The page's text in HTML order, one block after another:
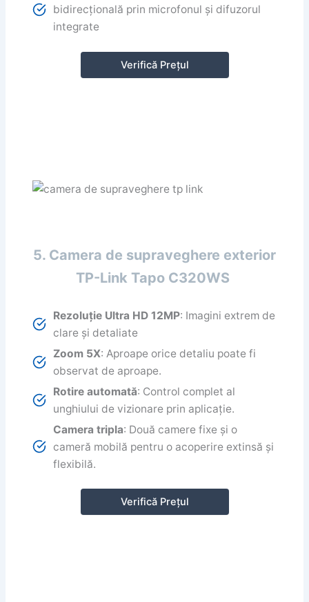
bidirecțională prin microfonul și difuzorul
integrate
Verifică Prețul
5. Camera de supraveghere exterior
TP-Link Tapo C320WS
Rezoluție Ultra HD 12MP: Imagini extrem de
clare și detaliate
Zoom 5X: Aproape orice detaliu poate fi
observat de aproape.
Rotire automată: Control complet al
unghiului de vizionare prin aplicație.
Camera tripla: Două camere fixe și o
cameră mobilă pentru o acoperire extinsă și
flexibilă.
Verifică Prețul